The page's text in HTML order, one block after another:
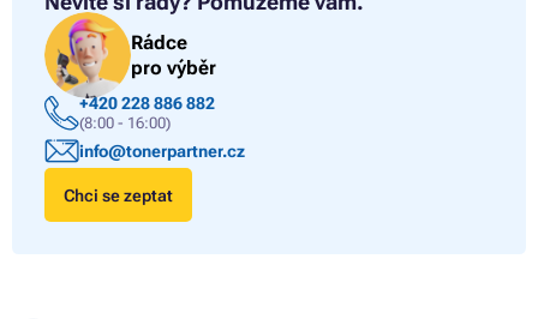
Rádce
pro výběr
+420 228 886 882
(8:00 - 16:00)
info@tonerpartner.cz
Chci se zeptat